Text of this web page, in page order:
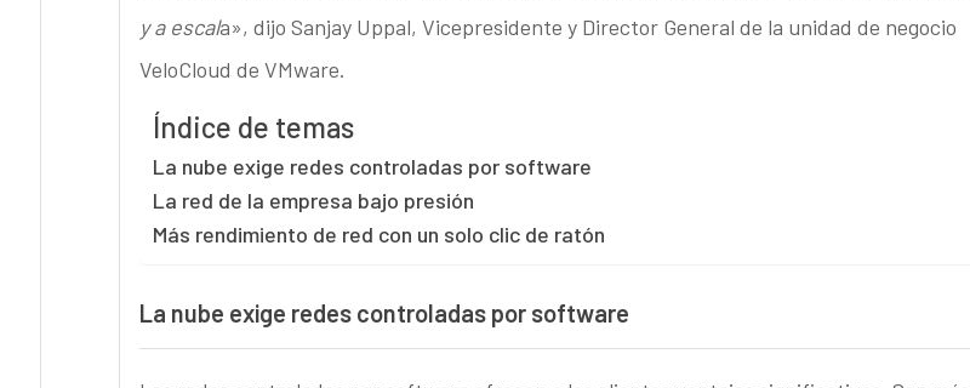
y a escala», dijo Sanjay Uppal, Vicepresidente y Director General de la unidad de negocio
VeloCloud de VMware.
Índice de temas
La nube exige redes controladas por software
La red de la empresa bajo presión
Más rendimiento de red con un solo clic de ratón
La nube exige redes controladas por software